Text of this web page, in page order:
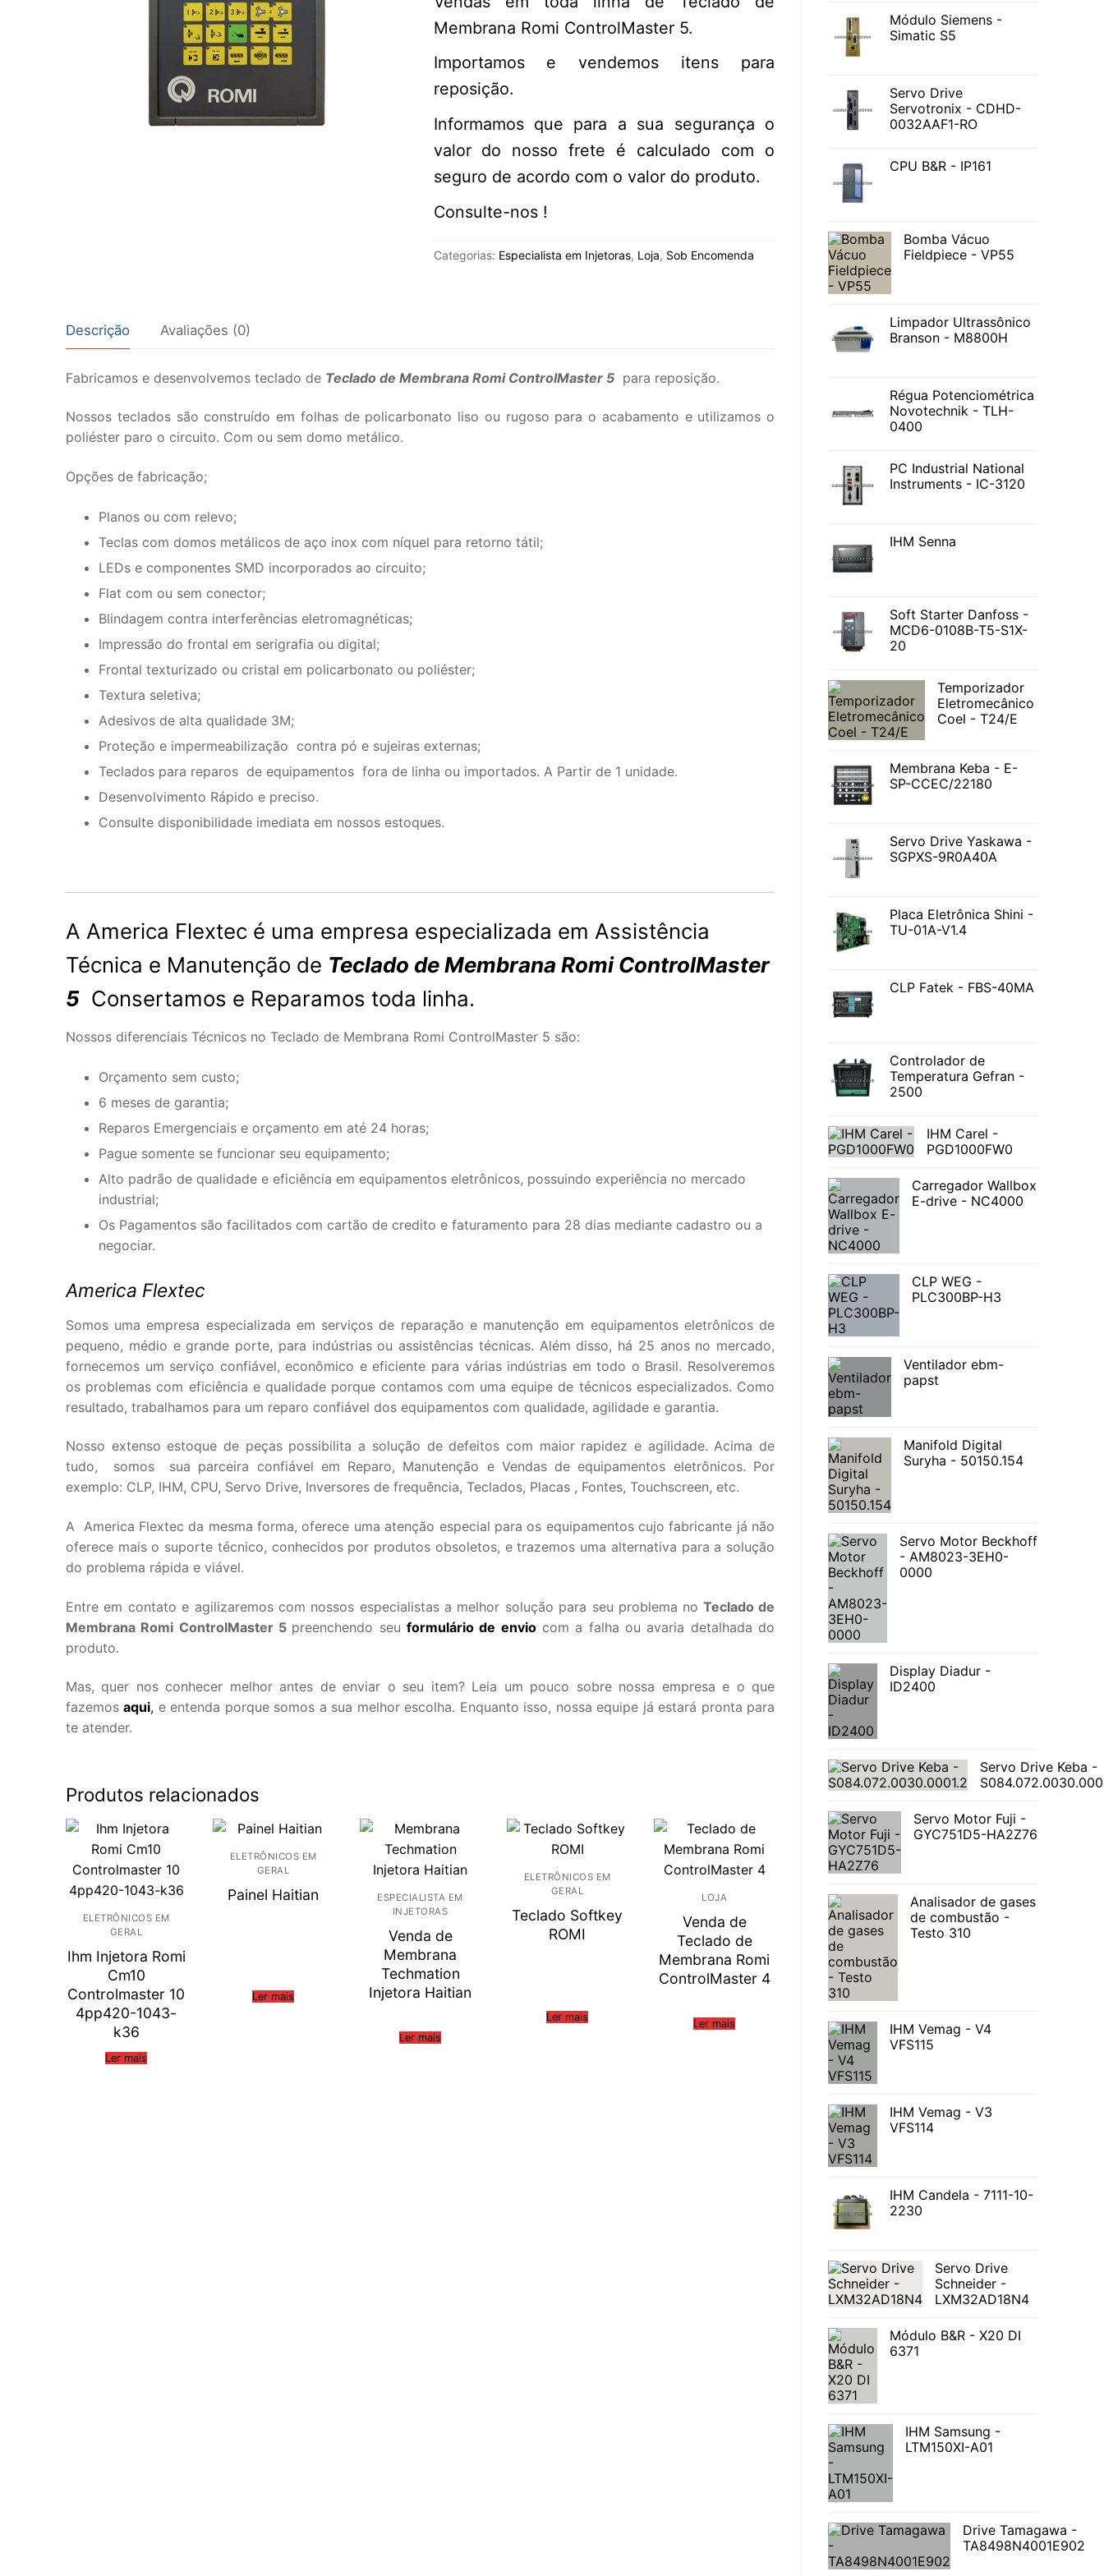
Membrana Romi ControlMaster 5.
Importamos e vendemos itens para
reposição.
Informamos que para a sua segurança o
valor do nosso frete é calculado com o
seguro de acordo com o valor do produto.
Consulte-nos !
Categorias: Especialista em Injetoras, Loja, Sob Encomenda
Descrição Avaliações (0)
Fabricamos e desenvolvemos teclado de Teclado de Membrana Romi ControlMaster 5 para reposição.
Nossos teclados são construído em folhas de policarbonato liso ou rugoso para o acabamento e utilizamos o
poliéster paro o circuito. Com ou sem domo metálico.
Opções de fabricação;
Planos ou com relevo;
Teclas com domos metálicos de aço inox com níquel para retorno tátil;
LEDs e componentes SMD incorporados ao circuito;
Flat com ou sem conector;
Blindagem contra interferências eletromagnéticas;
Impressão do frontal em serigrafia ou digital;
Frontal texturizado ou cristal em policarbonato ou poliéster;
Textura seletiva;
Adesivos de alta qualidade 3M;
Proteção e impermeabilização contra pó e sujeiras externas;
Teclados para reparos de equipamentos fora de linha ou importados. A Partir de 1 unidade.
Desenvolvimento Rápido e preciso.
Consulte disponibilidade imediata em nossos estoques.
A America Flextec é uma empresa especializada em Assistência
Técnica e Manutenção de Teclado de Membrana Romi ControlMaster
5 Consertamos e Reparamos toda linha.
Nossos diferenciais Técnicos no Teclado de Membrana Romi ControlMaster 5 são:
Orçamento sem custo;
6 meses de garantia;
Reparos Emergenciais e orçamento em até 24 horas;
Pague somente se funcionar seu equipamento;
Alto padrão de qualidade e eficiência em equipamentos eletrônicos, possuindo experiência no mercado
industrial;
Os Pagamentos são facilitados com cartão de credito e faturamento para 28 dias mediante cadastro ou a
negociar.
America Flextec
Somos uma empresa especializada em serviços de reparação e manutenção em equipamentos eletrônicos de
pequeno, médio e grande porte, para indústrias ou assistências técnicas. Além disso, há 25 anos no mercado,
fornecemos um serviço confiável, econômico e eficiente para várias indústrias em todo o Brasil. Resolveremos
os problemas com eficiência e qualidade porque contamos com uma equipe de técnicos especializados. Como
resultado, trabalhamos para um reparo confiável dos equipamentos com qualidade, agilidade e garantia.
Nosso extenso estoque de peças possibilita a solução de defeitos com maior rapidez e agilidade. Acima de
tudo, somos sua parceira confiável em Reparo, Manutenção e Vendas de equipamentos eletrônicos. Por
exemplo: CLP, IHM, CPU, Servo Drive, Inversores de frequência, Teclados, Placas , Fontes, Touchscreen, etc.
A America Flextec da mesma forma, oferece uma atenção especial para os equipamentos cujo fabricante já não
oferece mais o suporte técnico, conhecidos por produtos obsoletos, e trazemos uma alternativa para a solução
do problema rápida e viável.
Entre em contato e agilizaremos com nossos especialistas a melhor solução para seu problema no Teclado de
Membrana Romi ControlMaster 5 preenchendo seuformulário de enviocom a falha ou avaria detalhada do
produto.
Mas, quer nos conhecer melhor antes de enviar o seu item? Leia um pouco sobre nossa empresa e o que
fazemosaqui, e entenda porque somos a sua melhor escolha. Enquanto isso, nossa equipe já estará pronta para
te atender.
Produtos relacionados
ELETRÔNICOS EM
GERAL
Ihm Injetora Romi
Cm10
Controlmaster 10
4pp420-1043-
k36
Ler mais
ELETRÔNICOS EM
GERAL
Painel Haitian
Ler mais
ESPECIALISTA EM
INJETORAS
Venda de
Membrana
Techmation
Injetora Haitian
Ler mais
ELETRÔNICOS EM
GERAL
Teclado Softkey
ROMI
Ler mais
LOJA
Venda de
Teclado de
Membrana Romi
ControlMaster 4
Ler mais
Módulo Siemens -
Simatic S5
Servo Drive
Servotronix - CDHD-
0032AAF1-RO
CPU B&R - IP161
Bomba Vácuo
Fieldpiece - VP55
Limpador Ultrassônico
Branson - M8800H
Régua Potenciométrica
Novotechnik - TLH-
0400
PC Industrial National
Instruments - IC-3120
IHM Senna
Soft Starter Danfoss -
MCD6-0108B-T5-S1X-
20
Temporizador
Eletromecânico
Coel - T24/E
Membrana Keba - E-
SP-CCEC/22180
Servo Drive Yaskawa -
SGPXS-9R0A40A
Placa Eletrônica Shini -
TU-01A-V1.4
CLP Fatek - FBS-40MA
Controlador de
Temperatura Gefran -
2500
IHM Carel -
PGD1000FW0
Carregador Wallbox
E-drive - NC4000
CLP WEG -
PLC300BP-H3
Ventilador ebm-
papst
Manifold Digital
Suryha - 50150.154
Servo Motor Beckhoff
- AM8023-3EH0-
0000
Display Diadur -
ID2400
Servo Drive Keba -
Servo Motor Fuji -
GYC751D5-HA2Z76
Analisador de gases
de combustão -
Testo 310
IHM Vemag - V4
VFS115
IHM Vemag - V3
VFS114
IHM Candela - 7111-10-
2230
Servo Drive
Schneider -
LXM32AD18N4
Módulo B&R - X20 DI
6371
IHM Samsung -
LTM150XI-A01
Drive Tamagawa -
TA8498N4001E902